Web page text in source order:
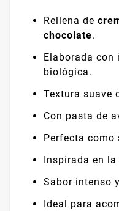
Rellena de
chocolate.
Elaborada con
biológica.
Textura suave
Con pasta de
Perfecta como
Inspirada en
Sabor intenso
Ideal para